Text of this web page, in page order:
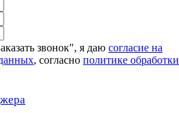
звонок", я даю согласие на
, согласно политике обработки